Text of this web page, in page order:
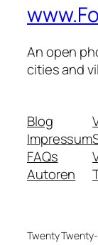
An open
cities and
Blog
Impressum
FAQs
Autoren
Twenty